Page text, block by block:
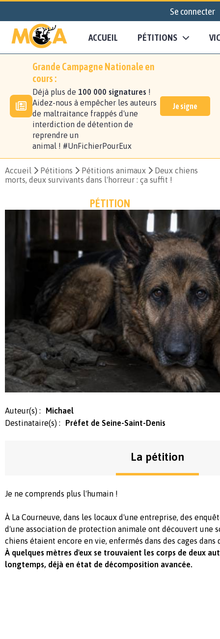
Se connecter
ACCUEIL PÉTITIONS
Grande Campagne Nationale en
cours :
Déjà plus de 100 000 signatures !
Aidez-nous à empêcher les auteurs
de maltraitance frappés d'une
interdiction de détention de
reprendre un
animal ! #UnFichierPourEux
Je signe
Accueil Pétitions Pétitions animaux
Deux chiens
morts, deux survivants dans l'horreur : ça suffit !
PÉTITION
Auteur(s) :
Michael
Destinataire(s) :
Préfet de Seine-Saint-Denis
La pétition
Je ne comprends plus l'humain !
À La Courneuve, dans les locaux d'une entreprise, des
d'une association de protection animale ont découvert une
chiens étaient encore en vie, enfermés dans des cages
À quelques mètres d'eux se trouvaient les corps de deux
longtemps, déjà en état de décomposition avancée.